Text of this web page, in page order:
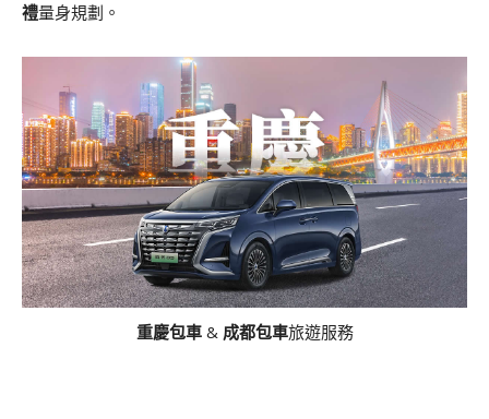
禮量身規劃。
重慶包車& 成都包車旅遊服務